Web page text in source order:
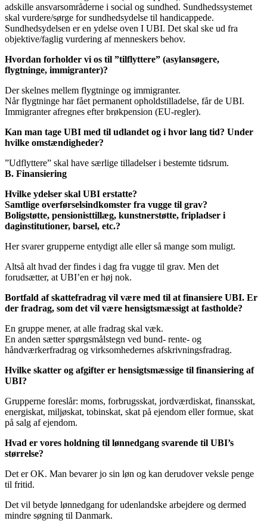
adskille ansvarsområderne i social og sundhed. Sundhedssystemet
skal vurdere/sørge for sundhedsydelse til handicappede.
Sundhedsydelsen er en ydelse oven I UBI. Det skal ske ud fra
objektive/faglig vurdering af menneskers behov.
Hvordan forholder vi os til ”tilflyttere” (asylansøgere,
flygtninge, immigranter)?
Der skelnes mellem flygtninge og immigranter.
Når flygtninge har fået permanent opholdstilladelse, får de UBI.
Immigranter afregnes efter brøkpension (EU-regler).
Kan man tage UBI med til udlandet og i hvor lang tid? Under
hvilke omstændigheder?
”Udflyttere” skal have særlige tilladelser i bestemte tidsrum.
B. Finansiering
Hvilke ydelser skal UBI erstatte?
Samtlige overførselsindkomster fra vugge til grav?
Boligstøtte, pensionisttillæg, kunstnerstøtte, fripladser i
daginstitutioner, barsel, etc.?
Her svarer grupperne entydigt alle eller så mange som muligt.
Altså alt hvad der findes i dag fra vugge til grav. Men det
forudsætter, at UBI’en er høj nok.
Bortfald af skattefradrag vil være med til at finansiere UBI. Er
der fradrag, som det vil være hensigtsmæssigt at fastholde?
En gruppe mener, at alle fradrag skal væk.
En anden sætter spørgsmålstegn ved bund- rente- og
håndværkerfradrag og virksomhedernes afskrivningsfradrag.
Hvilke skatter og afgifter er hensigtsmæssige til finansiering af
UBI?
Grupperne foreslår: moms, forbrugsskat, jordværdiskat, finansskat,
energiskat, miljøskat, tobinskat, skat på ejendom eller formue, skat
på salg af ejendom.
Hvad er vores holdning til lønnedgang svarende til UBI’s
størrelse?
Det er OK. Man bevarer jo sin løn og kan derudover veksle penge
til fritid.
Det vil betyde lønnedgang for udenlandske arbejdere og dermed
mindre søgning til Danmark.